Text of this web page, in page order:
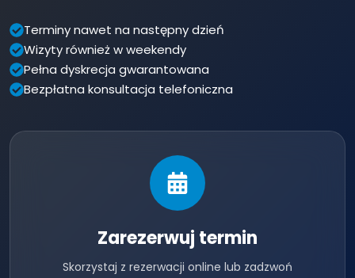
Terminy nawet na następny dzień
Wizyty również w weekendy
Pełna dyskrecja gwarantowana
Bezpłatna konsultacja telefoniczna
Zarezerwuj termin
Skorzystaj z rezerwacji online lub zadzwoń